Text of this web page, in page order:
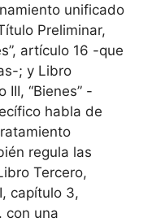
unificado
Preliminar,
artículo 16 -que
; y Libro
III, “Bienes” -
habla de
regula las
Tercero,
capítulo 3,
con una